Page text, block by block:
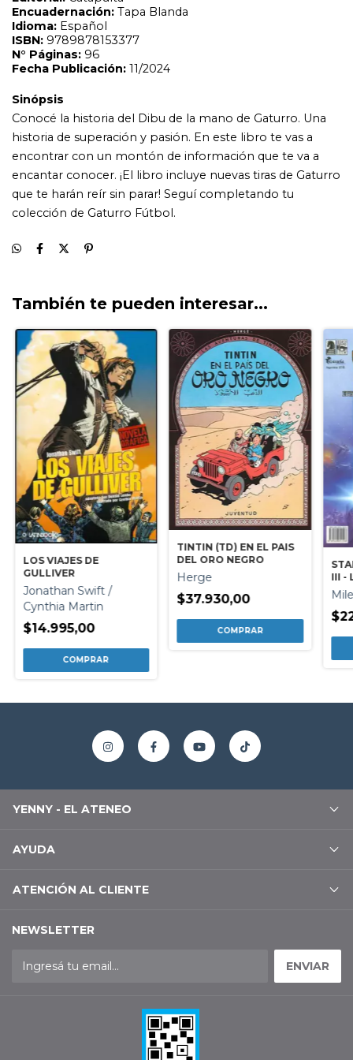
También te pueden interesar...
LOS VIAJES DE
GULLIVER
Jonathan Swift /
Cynthia Martin
$14.995,00
TINTIN (TD) EN EL PAIS
DEL ORO NEGRO
Herge
$37.930,00
III -
YENNY - EL ATENEO
AYUDA
ATENCIÓN AL CLIENTE
NEWSLETTER